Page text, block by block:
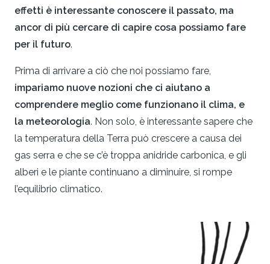
effetti è interessante conoscere il passato, ma
ancor di più cercare di capire cosa possiamo fare
per il futuro.
Prima di arrivare a ciò che noi possiamo fare,
impariamo nuove nozioni che ci aiutano a
comprendere meglio come funzionano il clima, e
la meteorologia. Non solo, è interessante sapere che
la temperatura della Terra può crescere a causa dei
gas serra e che se c’è troppa anidride carbonica, e gli
alberi e le piante continuano a diminuire, si rompe
l’equilibrio climatico.